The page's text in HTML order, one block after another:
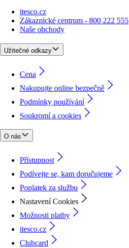
itesco.cz
Zákaznické centrum - 800 222 555
Naše obchody
Užitečné odkazy
Cena
Nakupujte online bezpečně
Podmínky používání
Soukromí a cookies
O nás
Přístupnost
Podívejte se, kam doručujeme
Poplatek za službu
Nastavení Cookies
Možnosti platby
itesco.cz
Clubcard